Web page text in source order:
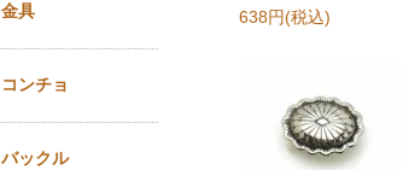
638円(税込)
金具
コンチョ
バックル